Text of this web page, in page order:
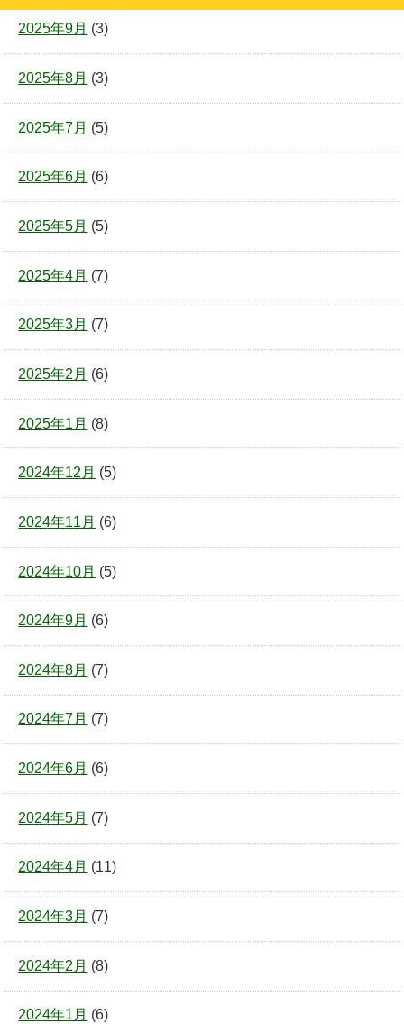
2025年9月 (3)
2025年8月 (3)
2025年7月 (5)
2025年6月 (6)
2025年5月 (5)
2025年4月 (7)
2025年3月 (7)
2025年2月 (6)
2025年1月 (8)
2024年12月 (5)
2024年11月 (6)
2024年10月 (5)
2024年9月 (6)
2024年8月 (7)
2024年7月 (7)
2024年6月 (6)
2024年5月 (7)
2024年4月 (11)
2024年3月 (7)
2024年2月 (8)
2024年1月 (6)